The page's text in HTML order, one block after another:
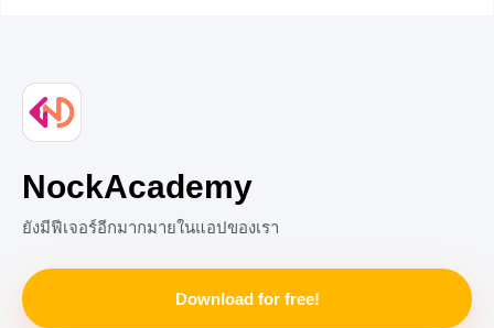
คน สัตว์ สิ่งของ สถานที่
NockAcademy
ยังมีฟีเจอร์อีกมากมายในแอปของเรา
Download for free!